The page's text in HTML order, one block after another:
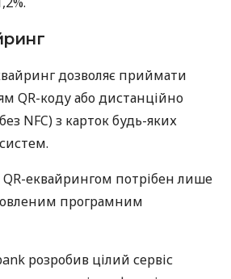
дозволяє приймати
QR-коду або дистанційно
NFC) з карток будь-яких
еквайрингом потрібен лише
програмним
розробив цілий сервіс